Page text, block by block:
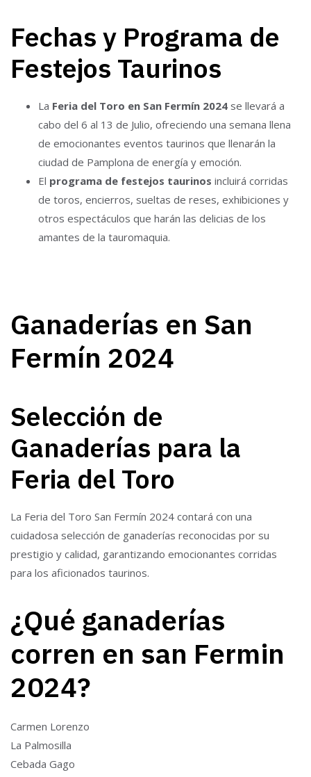
Fechas y Programa de
Festejos Taurinos
La Feria del Toro en San Fermín 2024 se llevará a
cabo del 6 al 13 de Julio, ofreciendo una semana llena
de emocionantes eventos taurinos que llenarán la
ciudad de Pamplona de energía y emoción.
El programa de festejos taurinos incluirá corridas
de toros, encierros, sueltas de reses, exhibiciones y
otros espectáculos que harán las delicias de los
amantes de la tauromaquia.
Ganaderías en San
Fermín 2024
Selección de
Ganaderías para la
Feria del Toro
La Feria del Toro San Fermín 2024 contará con una
cuidadosa selección de ganaderías reconocidas por su
prestigio y calidad, garantizando emocionantes corridas
para los aficionados taurinos.
¿Qué ganaderías
corren en san Fermin
2024?
Carmen Lorenzo
La Palmosilla
Cebada Gago